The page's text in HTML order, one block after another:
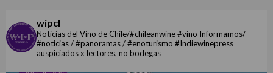
wipcl
Noticias del Vino de Chile/#chileanwine #vino Informamos/
#noticias / #panoramas / #enoturismo #Indiewinepress
auspiciados x lectores, no bodegas